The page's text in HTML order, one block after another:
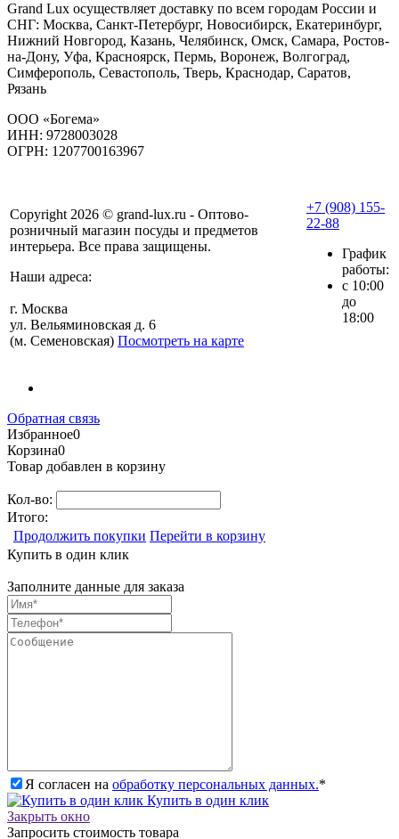
Grand Lux осуществляет доставку по всем городам России и
СНГ: Москва, Санкт-Петербург, Новосибирск, Екатеринбург,
Нижний Новгород, Казань, Челябинск, Омск, Самара, Ростов-
на-Дону, Уфа, Красноярск, Пермь, Воронеж, Волгоград,
Симферополь, Севастополь, Тверь, Краснодар, Саратов,
Рязань
ООО «Богема»
ИНН: 9728003028
ОГРН: 1207700163967
Copyright 2026 © grand-lux.ru - Оптово-
розничный магазин посуды и предметов
интерьера. Все права защищены.
Наши адреса:
г. Москва
ул. Вельяминовская д. 6
(м. Семеновская) Посмотреть на карте
+7 (908) 155-
22-88
График
работы:
с 10:00
до
18:00
Обратная связь
Избранное0
Корзина0
Товар добавлен в корзину
Кол-во:
Итого:
Продолжить покупки Перейти в корзину
Купить в один клик
Заполните данные для заказа
Я согласен на обработку персональных данных.*
Купить в один клик
Закрыть окно
Запросить стоимость товара